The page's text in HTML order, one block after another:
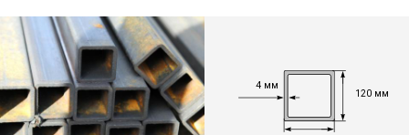
Уголок
Балка 4 мм
120 мм